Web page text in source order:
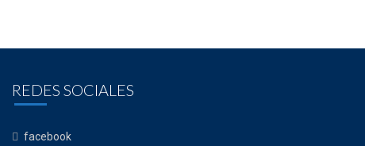
REDES SOCIALES
facebook